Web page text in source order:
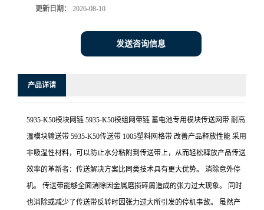
更新日期： 2026-08-10
发送咨询信息
产品详请
5935-K50模块网链 5935-K50模组网带链 蓄电池专用模块传送网带 耐高
温模块输送带 5935-K50传送带 1005塑料网格带 改善产品释放性能 采用
非吸湿性材料，可以防止水分粘附到传送带上，从而轻松释放产品传送
效率的革新者：传送解决方案比同类技术具有更大优势。 消除意外停
机。 传送带能够全面消除因金属磨损碎屑造成的张力过大现象。 同时
也消除或减少了传送带反转时因张力过大所引发的停机事故。 虽然产